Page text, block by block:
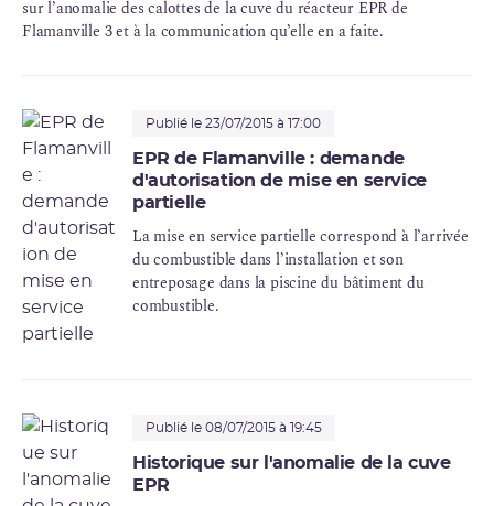
sur l’anomalie des calottes de la cuve du réacteur EPR de
Flamanville 3 et à la communication qu’elle en a faite.
Publié le 23/07/2015 à 17:00
EPR de Flamanville : demande
d'autorisation de mise en service
partielle
La mise en service partielle correspond à l’arrivée
du combustible dans l’installation et son
entreposage dans la piscine du bâtiment du
combustible.
Publié le 08/07/2015 à 19:45
Historique sur l'anomalie de la cuve
EPR